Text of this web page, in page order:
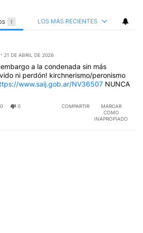
1 LOS MÁS RECIENTES
21 DE ABRIL DE 2026
a la condenada sin más
ni perdón! kirchnerismo/peronismo
www.saij.gob.ar/NV36507 NUNCA
0 0 COMPARTIR
MARCAR
COMO
INAPROPIADO